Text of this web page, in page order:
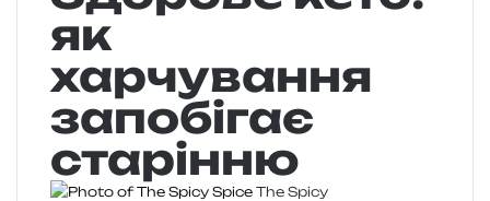
як
харчування
запобігає
старінню
The Spicy